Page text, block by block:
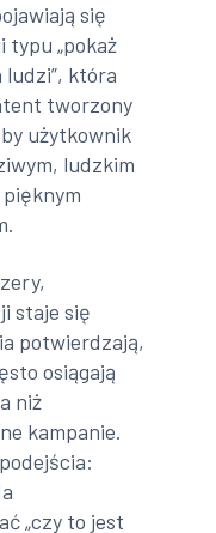
się
typu „pokaż
która
tworzony
użytkownik
ludzkim
staje się
potwierdzają,
osiągają
niż
kampanie.
„czy to jest